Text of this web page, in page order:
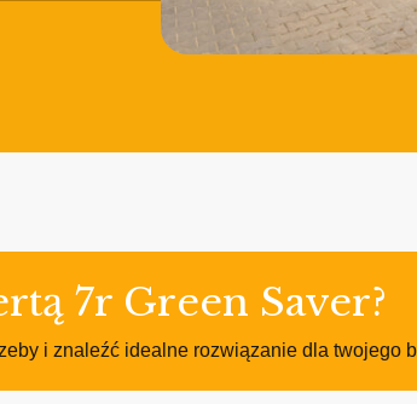
7r Green Saver?
i znaleźć idealne rozwiązanie dla twojego